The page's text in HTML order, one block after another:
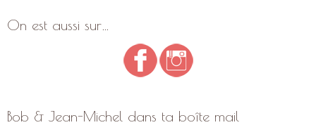
On est aussi sur…
Bob & Jean-Michel dans ta boîte mail